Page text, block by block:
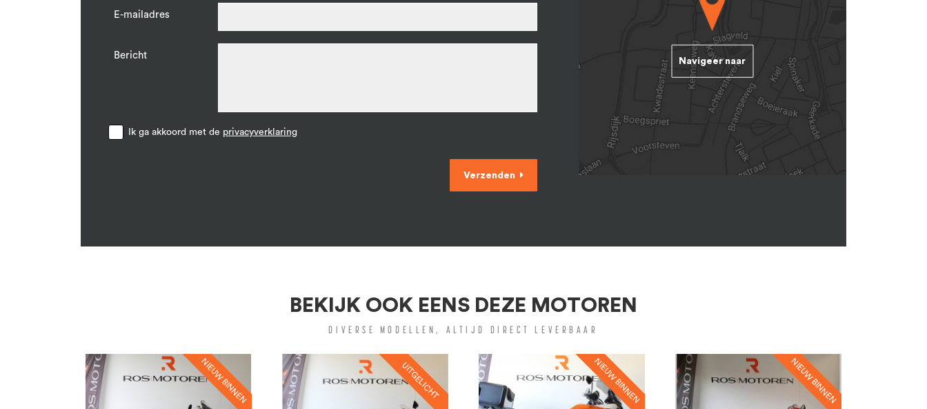
E-mailadres
Bericht
Ik ga akkoord met de privacyverklaring
Verzenden
Navigeer naar
BEKIJK OOK EENS DEZE MOTOREN
DIVERSE MODELLEN, ALTIJD DIRECT LEVERBAAR